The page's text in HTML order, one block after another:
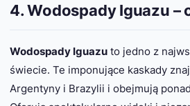
4. Wodospady Iguazu –
Wodospady Iguazu to jedno z
świecie. Te imponujące kaskady
Argentyny i Brazylii i obejmują